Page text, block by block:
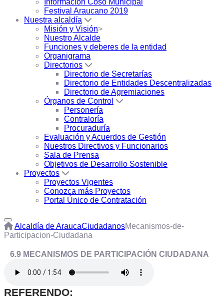
Información Coso Municipal
Festival Araucano 2019
Nuestra alcaldía
Misión y Visión>
Nuestro Alcalde
Funciones y deberes de la entidad
Organigrama
Directorios
Directorio de Secretarías
Directorio de Entidades Descentralizadas
Directorio de Agremiaciones
Órganos de Control
Personería
Contraloría
Procuraduría
Evaluación y Acuerdos de Gestión
Nuestros Directivos y Funcionarios
Sala de Prensa
Objetivos de Desarrollo Sostenible
Proyectos
Proyectos Vigentes
Conozca más Proyectos
Portal Único de Contratación
Alcaldía de AraucaCiudadanosMecanismos-de-
Participacion-Ciudadana
​ 6.9 MECANISMOS DE PARTICIPACIÓN CIUDADANA
REFERENDO: